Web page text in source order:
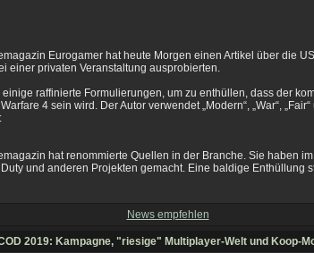
Eurogamer hat heute Morgen einen Artikel über die
einer privaten Veranstaltung ausprobierten.
einige raffinierte Formulierungen, um zu enthüllen, dass der
4 sein wird. Der Autor verwendet „Modern“, „War“,
hat renommierte Quellen in der Branche. Sie haben
und anderen Projekten gemacht. Eine baldige Enthüllung
News empfehlen
2019: Kampagne, "riesige" Multiplayer-Welt und Koop-